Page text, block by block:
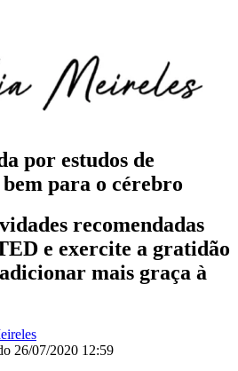
por estudos de
para o cérebro
recomendadas
e exercite a gratidão
mais graça à
26/07/2020 12:59